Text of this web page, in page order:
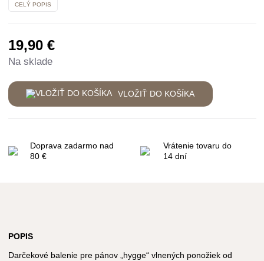
CELÝ POPIS
19,90 €
Na sklade
VLOŽIŤ DO KOŠÍKA
Doprava zadarmo nad
80 €
Vrátenie tovaru do
14 dní
POPIS
Darčekové balenie pre pánov „hygge“ vlnených ponožiek od